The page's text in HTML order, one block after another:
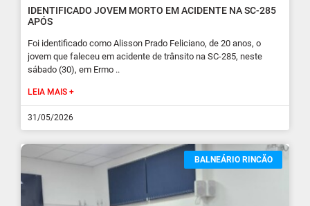
IDENTIFICADO JOVEM MORTO EM ACIDENTE NA SC-285
APÓS
Foi identificado como Alisson Prado Feliciano, de 20 anos, o
jovem que faleceu em acidente de trânsito na SC-285, neste
sábado (30), em Ermo ..
LEIA MAIS +
31/05/2026
BALNEÁRIO RINCÃO